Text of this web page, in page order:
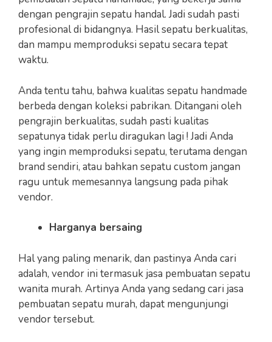
dengan pengrajin sepatu handal. Jadi sudah pasti
profesional di bidangnya. Hasil sepatu berkualitas,
dan mampu memproduksi sepatu secara tepat
waktu.
Anda tentu tahu, bahwa kualitas sepatu handmade
berbeda dengan koleksi pabrikan. Ditangani oleh
pengrajin berkualitas, sudah pasti kualitas
sepatunya tidak perlu diragukan lagi ! Jadi Anda
yang ingin memproduksi sepatu, terutama dengan
brand sendiri, atau bahkan sepatu custom jangan
ragu untuk memesannya langsung pada pihak
vendor.
Harganya bersaing
Hal yang paling menarik, dan pastinya Anda cari
adalah, vendor ini termasuk jasa pembuatan sepatu
wanita murah. Artinya Anda yang sedang cari jasa
pembuatan sepatu murah, dapat mengunjungi
vendor tersebut.